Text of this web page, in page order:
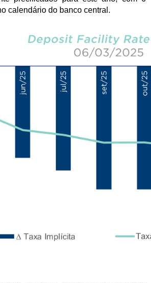
calendário do banco central.